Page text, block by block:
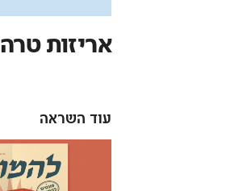
אריזות טרה
עוד השראה